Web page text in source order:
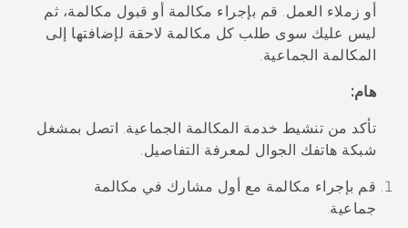
الدعم
أجهزة HTC والملحقات
أو زملاء العمل. قم بإجراء مكالمة أو قبول مكالمة، ثم
ليس عليك سوى طلب كل مكالمة لاحقة لإضافتها إلى
المكالمة الجماعية.
هام:
تأكد من تنشيط خدمة المكالمة الجماعية. اتصل بمشغل
شبكة هاتفك الجوال لمعرفة التفاصيل.
قم بإجراء مكالمة مع أول مشارك في مكالمة
جماعية.